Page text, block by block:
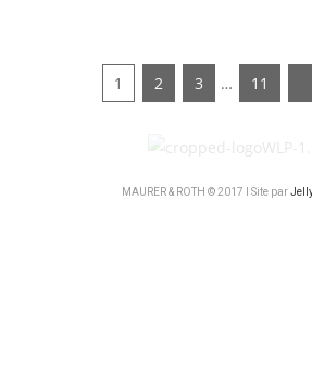
1 2 3 … 11
MAURER & ROTH © 2017 I Site par